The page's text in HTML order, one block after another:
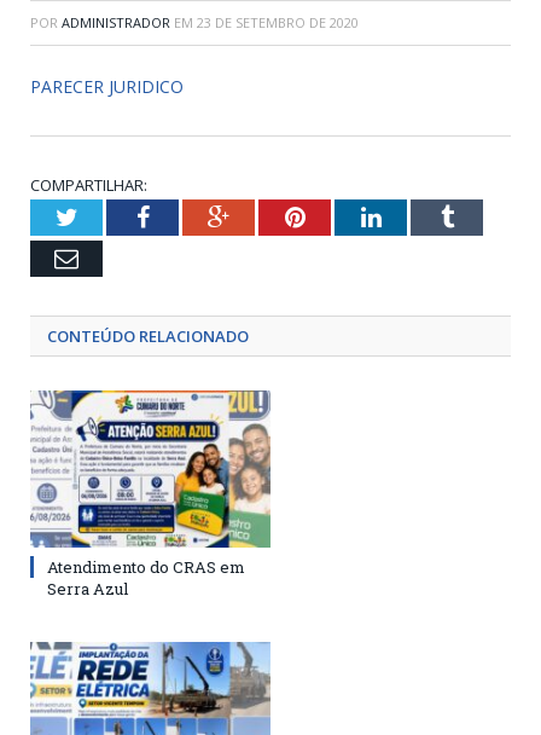
POR ADMINISTRADOR EM 23 DE SETEMBRO DE 2020
PARECER JURIDICO
COMPARTILHAR:
TwitterFacebookGoogle+PinterestLinkedInTumblr
Email
CONTEÚDO RELACIONADO
Atendimento do CRAS em
Serra Azul